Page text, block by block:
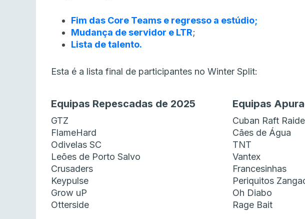
Fim das Core Teams e regresso a estúdio;
Mudança de servidor e LTR;
Lista de talento.
Esta é a lista final de participantes no Winter Split:
Equipas Repescadas de 2025 Equipas
GTZ
Cuban Raft
FlameHard
Cães de Água
Odivelas SC
TNT
Leões de Porto Salvo
Vantex
Crusaders
Francesinhas
Keypulse
Periquitos
Grow uP
Oh Diabo
Otterside
Rage Bait